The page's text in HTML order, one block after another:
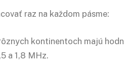
raz na každom pásme:
kontinentoch majú
a 1,8 MHz.